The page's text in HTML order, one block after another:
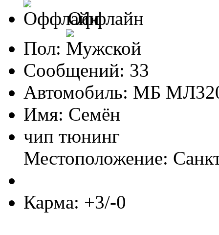
Оффлайн
Пол:
Сообщений: 33
Автомобиль: МБ
Имя: Семён
чип тюнинг
Местоположение:
Карма: +3/-0